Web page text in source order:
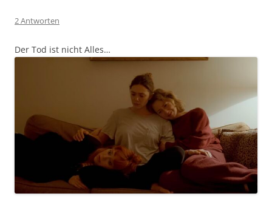
2 Antworten
Der Tod ist nicht Alles…